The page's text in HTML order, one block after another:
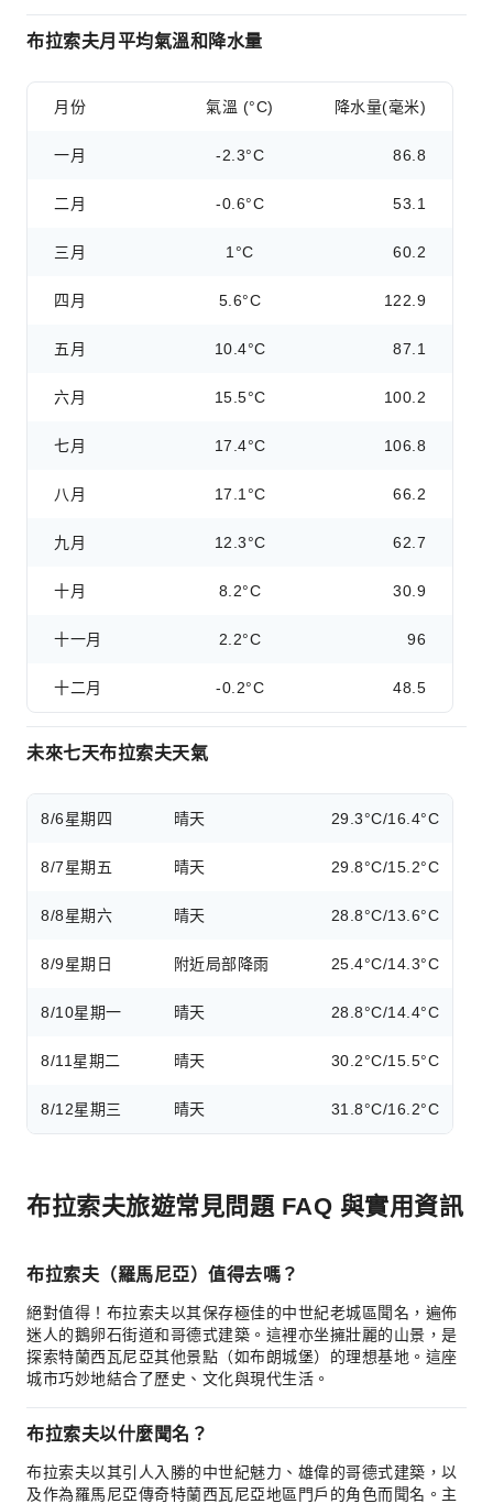
布拉索夫月平均氣溫和降水量
月份 氣溫 (°C) 降水量(毫米)
一月 -2.3°C 86.8
二月 -0.6°C 53.1
三月 1°C 60.2
四月 5.6°C 122.9
五月 10.4°C 87.1
六月 15.5°C 100.2
七月 17.4°C 106.8
八月 17.1°C 66.2
九月 12.3°C 62.7
十月 8.2°C 30.9
十一月 2.2°C 96
十二月 -0.2°C 48.5
未來七天布拉索夫天氣
8/6星期四 晴天 29.3°C/16.4°C
8/7星期五 晴天 29.8°C/15.2°C
8/8星期六 晴天 28.8°C/13.6°C
8/9星期日 附近局部降雨 25.4°C/14.3°C
8/10星期一 晴天 28.8°C/14.4°C
8/11 星期二 晴天 30.2°C/15.5°C
8/12星期三 晴天 31.8°C/16.2°C
布拉索夫旅遊常見問題 FAQ 與實用資訊
布拉索夫（羅馬尼亞）值得去嗎？
絕對值得！布拉索夫以其保存極佳的中世紀老城區聞名，遍佈
迷人的鵝卵石街道和哥德式建築。這裡亦坐擁壯麗的山景，是
探索特蘭西瓦尼亞其他景點（如布朗城堡）的理想基地。這座
城市巧妙地結合了歷史、文化與現代生活。
布拉索夫以什麼聞名？
布拉索夫以其引人入勝的中世紀魅力、雄偉的哥德式建築，以
及作為羅馬尼亞傳奇特蘭西瓦尼亞地區門戶的角色而聞名。主